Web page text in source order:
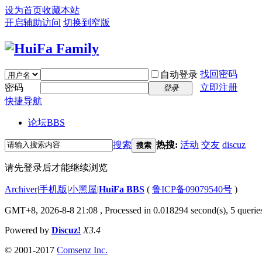
设为首页收藏本站
开启辅助访问 切换到窄版
自动登录 找回密码
密码
登录
立即注册
快捷导航
论坛BBS
搜索 搜索 热搜: 活动 交友 discuz
请先登录后才能继续浏览
Archiver|手机版|小黑屋|HuiFa BBS ( 鲁ICP备09079540号 )
GMT+8, 2026-8-8 21:08 , Processed in 0.018294 second(s), 5
Powered by Discuz! X3.4
© 2001-2017 Comsenz Inc.